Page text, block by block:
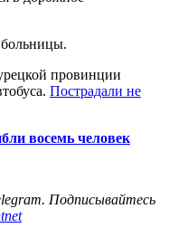
провинции
Пострадали не
восемь человек
Подписывайтесь